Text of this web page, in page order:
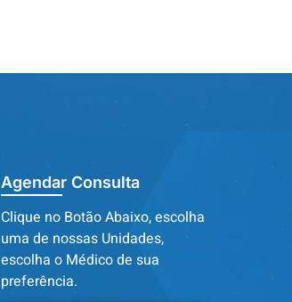
Agendar Consulta
Clique no Botão Abaixo, escolha
uma de nossas Unidades,
escolha o Médico de sua
preferência.